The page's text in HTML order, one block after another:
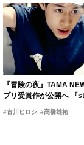
『冒険の夜』TAMA
プリ受賞作が公開へ 『
時上映決定
#古川ヒロシ #髙橋雄祐